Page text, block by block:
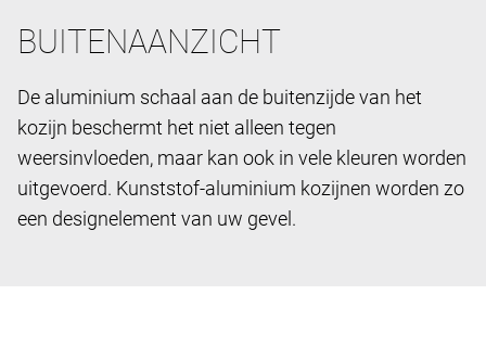
BUITENAANZICHT
De aluminium schaal aan de buitenzijde van het
kozijn beschermt het niet alleen tegen
weersinvloeden, maar kan ook in vele kleuren worden
uitgevoerd. Kunststof-aluminium kozijnen worden zo
een designelement van uw gevel.